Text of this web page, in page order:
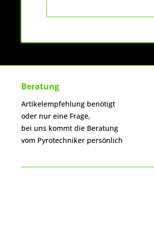
Beratung
Artikelempfehlung benötigt
oder nur eine Frage,
bei uns kommt die Beratung
vom Pyrotechniker persönlich